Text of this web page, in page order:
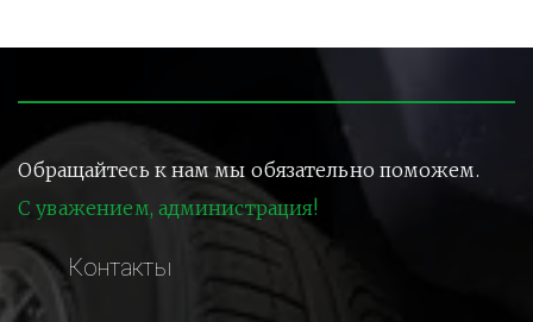
Обращайтесь к нам мы обязательно поможем.
С уважением, администрация!
Контакты